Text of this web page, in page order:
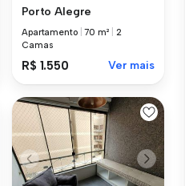
Porto Alegre
Apartamento |70 m²
2
Camas
R$ 1.550 Ver mais